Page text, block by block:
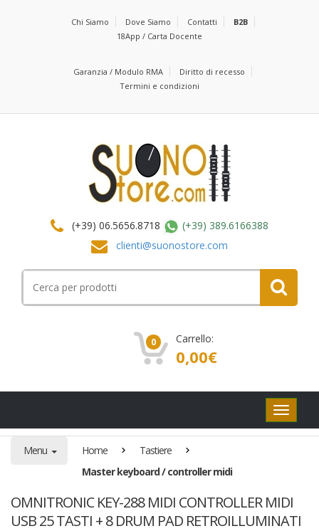
Chi Siamo Dove Siamo Contatti
B2B
18App / Carta Docente
Garanzia / Modulo RMA
Diritto di recesso
Termini e condizioni
(+39) 06.5656.8718
(+39) 389.6166388
clienti@suonostore.com
per:
0 Carrello:
0,00€
Pulsanti
di
Menu Home
Tastiere
Master keyboard / controller midi
OMNITRONIC KEY-288 MIDI CONTROLLER MIDI
USB 25 TASTI + 8 DRUM PAD RETROILLUMINATI